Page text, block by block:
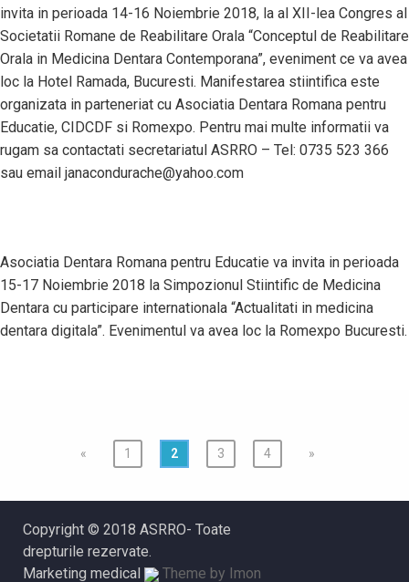
invita in perioada 14-16 Noiembrie 2018, la al XII-lea Congres al
Societatii Romane de Reabilitare Orala “Conceptul de Reabilitare
Orala in Medicina Dentara Contemporana”, eveniment ce va avea
loc la Hotel Ramada, Bucuresti. Manifestarea stiintifica este
organizata in parteneriat cu Asociatia Dentara Romana pentru
Educatie, CIDCDF si Romexpo. Pentru mai multe informatii va
rugam sa contactati secretariatul ASRRO – Tel: 0735 523 366
sau email janacondurache@yahoo.com
Asociatia Dentara Romana pentru Educatie va invita in perioada
15-17 Noiembrie 2018 la Simpozionul Stiintific de Medicina
Dentara cu participare internationala “Actualitati in medicina
dentara digitala”. Evenimentul va avea loc la Romexpo Bucuresti.
« 1 2 3 4 »
Copyright © 2018 ASRRO- Toate
drepturile rezervate.
Marketing medical
Theme by Imon